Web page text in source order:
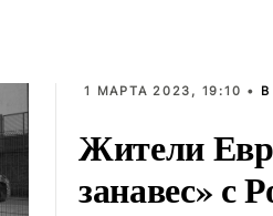
1 МАРТА 2023, 19:10 •
Жители
занавес» с